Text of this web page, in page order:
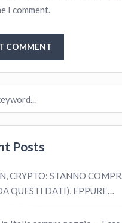
I comment.
Posts
CRYPTO: STANNO
QUESTI DATI), EPPURE…